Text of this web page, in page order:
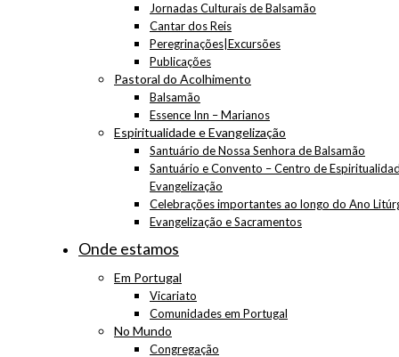
Jornadas Culturais de Balsamão
Cantar dos Reis
Peregrinações|Excursões
Publicações
Pastoral do Acolhimento
Balsamão
Essence Inn – Marianos
Espiritualidade e Evangelização
Santuário de Nossa Senhora de Balsamão
Santuário e Convento – Centro de
Evangelização
Celebrações importantes ao longo do Ano
Evangelização e Sacramentos
Onde estamos
Em Portugal
Vicariato
Comunidades em Portugal
No Mundo
Congregação